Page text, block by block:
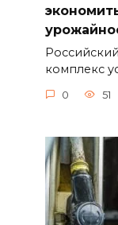
комплекс
0 51